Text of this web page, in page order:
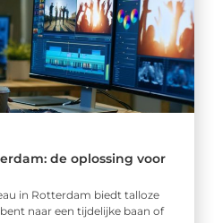
de oplossing voor
in Rotterdam biedt talloze
naar een tijdelijke baan of